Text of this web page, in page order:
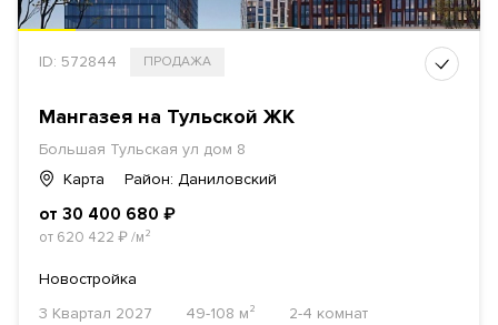
ID: 572844 ПРОДАЖА
Мангазея на Тульской ЖК
Большая Тульская ул дом 8
Карта
Район: Даниловский
от 30 400 680 ₽
от 620 422 ₽/м²
Новостройка
3 Квартал 2027
49-108 м²
2-4 комнат